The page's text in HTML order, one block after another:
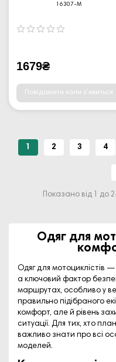
16307-M
1679₴
Повідомити коли з'явиться
1 2 3 4
Показано від 1 до
Одяг для
Одяг для мотоциклістів
а ключовий фактор
маршрутах, особливо у
правильно підібраного
комфорт, але й рівень
ситуації. Для тих, хто
важливо знати про всі
моделей.